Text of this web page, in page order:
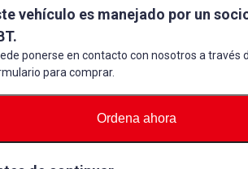
vehículo es manejado por un
ponerse en contacto con nosotros a través
para comprar.
Ordena ahora